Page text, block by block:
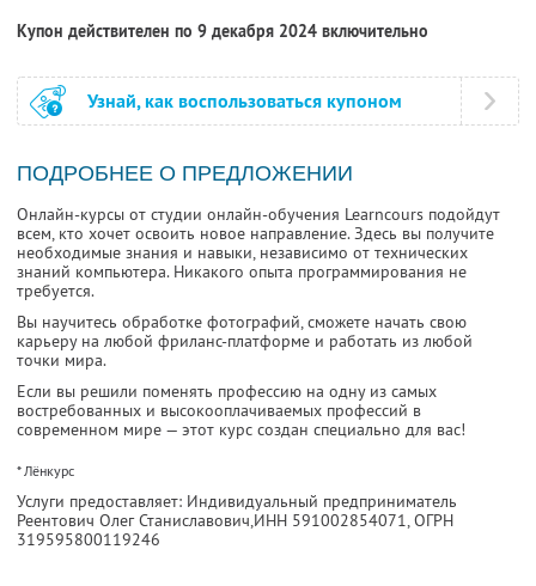
Купон действителен по 9 декабря 2024 включительно
Узнай, как воспользоваться купоном
ПОДРОБНЕЕ О ПРЕДЛОЖЕНИИ
Онлайн-курсы от студии онлайн-обучения Learncours подойдут
всем, кто хочет освоить новое направление. Здесь вы получите
необходимые знания и навыки, независимо от технических
знаний компьютера. Никакого опыта программирования не
требуется.
Вы научитесь обработке фотографий, сможете начать свою
карьеру на любой фриланс-платформе и работать из любой
точки мира.
Если вы решили поменять профессию на одну из самых
востребованных и высокооплачиваемых профессий в
современном мире — этот курс создан специально для вас!
* Лёнкурс
Услуги предоставляет: Индивидуальный предприниматель
Реентович Олег Станиславович,ИНН 591002854071, ОГРН
319595800119246